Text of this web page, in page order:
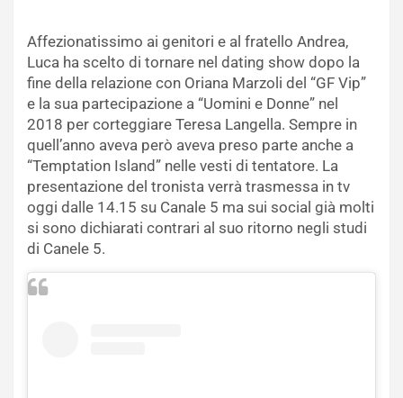
Affezionatissimo ai genitori e al fratello Andrea,
Luca ha scelto di tornare nel dating show dopo la
fine della relazione con Oriana Marzoli del “GF Vip”
e la sua partecipazione a “Uomini e Donne” nel
2018 per corteggiare Teresa Langella. Sempre in
quell’anno aveva però aveva preso parte anche a
“Temptation Island” nelle vesti di tentatore. La
presentazione del tronista verrà trasmessa in tv
oggi dalle 14.15 su Canale 5 ma sui social già molti
si sono dichiarati contrari al suo ritorno negli studi
di Canele 5.